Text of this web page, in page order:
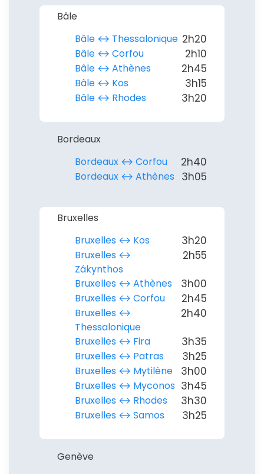
Bâle
Bâle ↔︎ Thessalonique 2h20
Bâle ↔︎ Corfou 2h10
Bâle ↔︎ Athènes 2h45
Bâle ↔︎ Kos 3h15
Bâle ↔︎ Rhodes 3h20
Bordeaux
Bordeaux ↔︎ Corfou
2h40
Bordeaux ↔︎ Athènes 3h05
Bruxelles
Bruxelles ↔︎ Kos
3h20
Bruxelles ↔︎
Zákynthos
2h55
Bruxelles ↔︎ Athènes 3h00
Bruxelles ↔︎ Corfou 2h45
Bruxelles ↔︎
Thessalonique
2h40
Bruxelles ↔︎ Fira 3h35
Bruxelles ↔︎ Patras 3h25
Bruxelles ↔︎ Mytilène 3h00
Bruxelles ↔︎ Myconos 3h45
Bruxelles ↔︎ Rhodes 3h30
Bruxelles ↔︎ Samos 3h25
Genève